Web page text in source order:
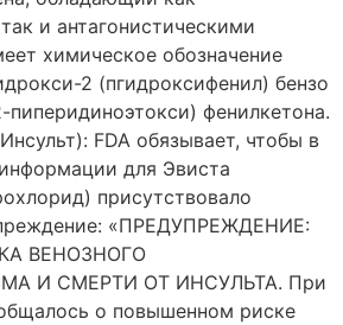
и антагонистическими
химическое обозначение
2 (пгидроксифенил) бензо
фенилкетона.
FDA обязывает, чтобы в
для Эвиста
присутствовало
«ПРЕДУПРЕЖДЕНИЕ:
ВЕНОЗНОГО
И СМЕРТИ ОТ ИНСУЛЬТА. При
о повышенном риске